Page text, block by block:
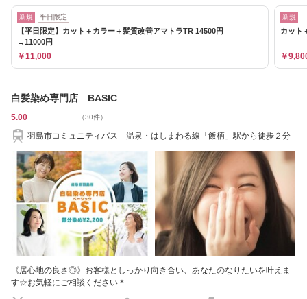
新規 平日限定
【平日限定】カット＋カラー＋髪質改善アマトラTR 14500円
→11000円
￥11,000
新規
カット
￥
白髪染め専門店 BASIC
5.00 （30件）
羽島市コミュニティバス 温泉・はしまわる線「飯柄」駅から徒歩２分
《居心地の良さ◎》お客様としっかり向き合い、あなたのなりたいを叶えま
す☆お気軽にご相談ください＊